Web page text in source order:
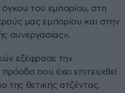
του εμπορίου, στη
μας εμπορίου και στην
συνεργασίας».
εξέφρασε την
που έχει επιτευχθεί
της θετικής ατζέντας.